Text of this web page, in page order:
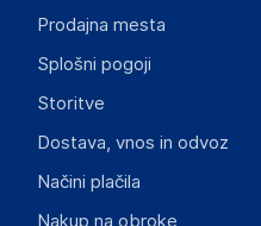
zagotavlja skladnost izdelka
Prodajna mesta
Splošni pogoji
Storitve
Dostava, vnos in odvoz
Načini plačila
Nakup na obroke